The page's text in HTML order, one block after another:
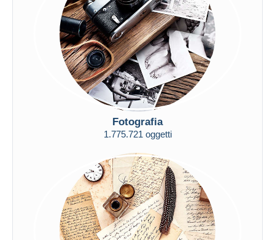
Fotografia
1.775.721 oggetti